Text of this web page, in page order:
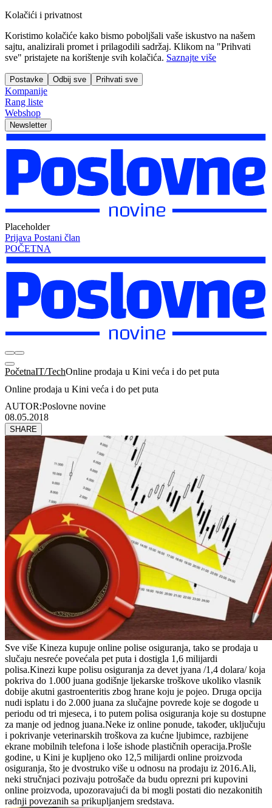
Kolačići i privatnost
Koristimo kolačiće kako bismo poboljšali vaše iskustvo na našem
sajtu, analizirali promet i prilagodili sadržaj. Klikom na "Prihvati
sve" pristajete na korištenje svih kolačića. Saznajte više
Postavke Odbij sve Prihvati sve
Kompanije
Rang liste
Webshop
Newsletter
Placeholder
Prijava Postani član
POČETNA
PočetnaIT/TechOnline prodaja u Kini veća i do pet puta
Online prodaja u Kini veća i do pet puta
AUTOR:Poslovne novine
08.05.2018
SHARE
Sve više Kineza kupuje online polise osiguranja, tako se prodaja u
slučaju nesreće povećala pet puta i dostigla 1,6 milijardi
polisa.Kinezi kupe polisu osiguranja za devet jyana /1,4 dolara/ koja
pokriva do 1.000 juana godišnje ljekarske troškove ukoliko vlasnik
dobije akutni gastroenteritis zbog hrane koju je pojeo. Druga opcija
nudi isplatu i do 2.000 juana za slučajne povrede koje se dogode u
periodu od tri mjeseca, i to putem polisa osiguranja koje su dostupne
za manje od jednog juana.Neke iz online ponude, također, uključuju
i pokrivanje veterinarskih troškova za kućne ljubimce, razbijene
ekrane mobilnih telefona i loše ishode plastičnih operacija.Prošle
godine, u Kini je kupljeno oko 12,5 milijardi online proizvoda
osiguranja, što je dvostruko više u odnosu na prodaju iz 2016.Ali,
neki stručnjaci pozivaju potrošače da budu oprezni pri kupovini
online proizvoda, upozoravajući da bi mogli postati dio nezakonitih
radnji povezanih sa prikupljanjem sredstava.